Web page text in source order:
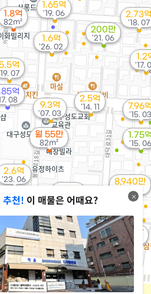
1.6억
'26. 02
월 55만
82m²
월 63만
82m²
2.6억
'23. 06
1.8억
82m²
200만
'21. 06
억
07
1.65억
'19. 06 2.73억
'18. 07
억
08
1.2
'17.
8,940만
'17. 01
1.4억
'15. 08
1.75
'15. 06
7.96
'15. 03
'15. 02
2.5억
'14. 11
9.3억
'07. 03
추천! 이 매물은 어때요?